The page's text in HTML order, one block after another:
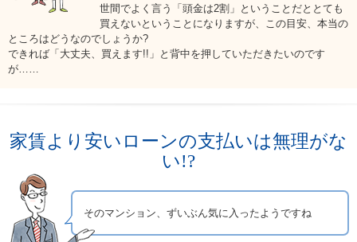
お問い合わせ
法人・行政機関の方へ
学校関係者の方へ
報道・メディア関係者の方へ
世間でよく言う「頭金は2割」ということだととても
買えないということになりますが、この目安、本当の
ところはどうなのでしょうか?
できれば「大丈夫、買えます!!」と背中を押していただきたいのです
が……
家賃より安いローンの支払いは無理がな
い!?
そのマンション、ずいぶん気に入ったようですね